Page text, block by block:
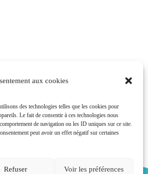
aux cookies
des technologies telles que les cookies pour
Le fait de consentir à ces technologies nous
de navigation ou les ID uniques sur ce site.
peut avoir un effet négatif sur certaines
Refuser Voir les préférences